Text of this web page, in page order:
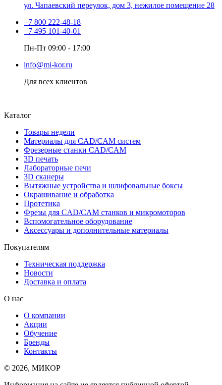
ул. Чапаевский переулок, дом 3, нежилое помещение 28
+7 800 222-48-18
+7 495 101-40-01
Пн-Пт 09:00 - 17:00
info@mi-kor.ru
Для всех клиентов
Каталог
Товары недели
Материалы для CAD/CAM систем
Фрезерные станки CAD/CAM
3D печать
Лабораторные печи
3D сканеры
Вытяжные устройства и шлифовальные боксы
Окрашивание и обработка
Протетика
Фрезы для CAD/CAM станков и микромоторов
Вспомогательное оборудование
Аксессуары и дополнительные материалы
Покупателям
Техническая поддержка
Новости
Доставка и оплата
О нас
О компании
Акции
Обучение
Бренды
Контакты
© 2026, МИКОР